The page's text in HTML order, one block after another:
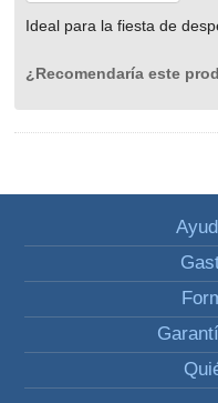
Ideal para la fiesta de
¿Recomendaría este